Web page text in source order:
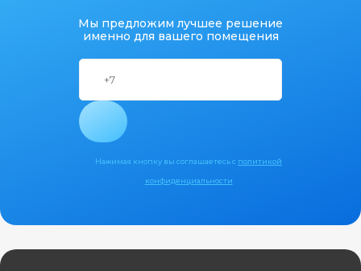
Мы предложим лучшее решение
именно для вашего помещения
Нажимая кнопку вы соглашаетесь с политикой
конфиденциальности